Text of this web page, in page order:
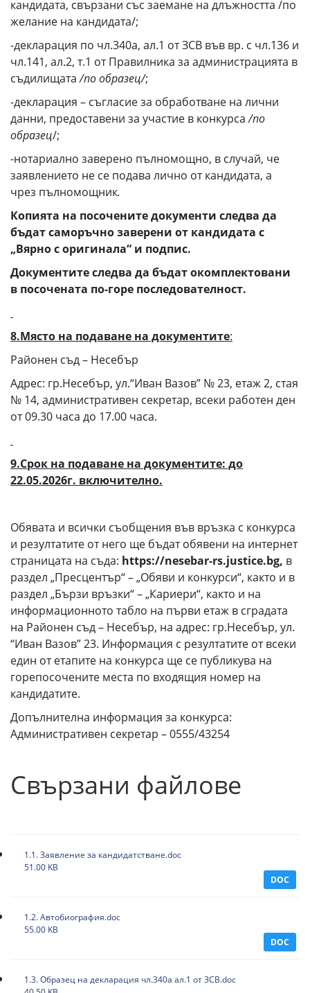
кандидата, свързани със заемане на длъжността /по
желание на кандидата/;
-декларация по чл.340а, ал.1 от ЗСВ във вр. с чл.136 и
чл.141, ал.2, т.1 от Правилника за администрацията в
съдилищата/по образец/;
-декларация – съгласие за обработване на лични
данни, предоставени за участие в конкурса/по
образец/;
-нотариално заверено пълномощно, в случай, че
заявлението не се подава лично от кандидата, а
чрез пълномощник.
Копията на посочените документи следва да
бъдат саморъчно заверени от кандидата с
„Вярно с оригинала“ и подпис.
Документите следва да бъдат окомплектовани
в посочената по-горе последователност.
8.Място на подаване на документите:
Районен съд – Несебър
Адрес: гр.Несебър, ул.“Иван Вазов” № 23, етаж 2, стая
№ 14, административен секретар, всеки работен ден
от 09.30 часа до 17.00 часа.
9.Срок на подаване на документите: до
22.05.2026г. включително.
Обявата и всички съобщения във връзка с конкурса
и резултатите от него ще бъдат обявени на интернет
страницата на съда: https://nesebar-rs.justice.bg, в
раздел „Пресцентър“ – „Обяви и конкурси“, както и в
раздел „Бързи връзки“ – „Кариери“, както и на
информационното табло на първи етаж в сградата
на Районен съд – Несебър, на адрес: гр.Несебър, ул.
“Иван Вазов” 23. Информация с резултатите от всеки
един от етапите на конкурса ще се публикува на
горепосочените места по входящия номер на
кандидатите.
Допълнителна информация за конкурса:
Административен секретар – 0555/43254
Свързани файлове
1.1. Заявление за кандидатстване.doc
51.00 KB
DOC
1.2. Автобиография.doc
55.00 KB
DOC
1.3. Образец на декларация чл.340а ал.1 от ЗСВ.doc